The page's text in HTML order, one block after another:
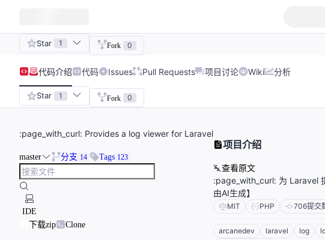
Star 1 Fork 0
代码介绍 代码 Issues Pull Requests 项目讨论 Wiki 分析
Star 1 Fork 0
:page_with_curl: Provides a log viewer for Laravel
master 分支 14 Tags 123
IDE
下载zip
Clone
项目介绍
查看原文
:page_with_curl: 为 Laravel
由AI生成】
MIT PHP 706提交
arcanedev laravel log